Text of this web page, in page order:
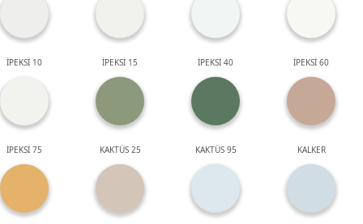
İPEKSİ 10 İPEKSİ 15 İPEKSİ 40 İPEKSİ 60
İPEKSİ 75 KAKTÜS 25 KAKTÜS 95 KALKER